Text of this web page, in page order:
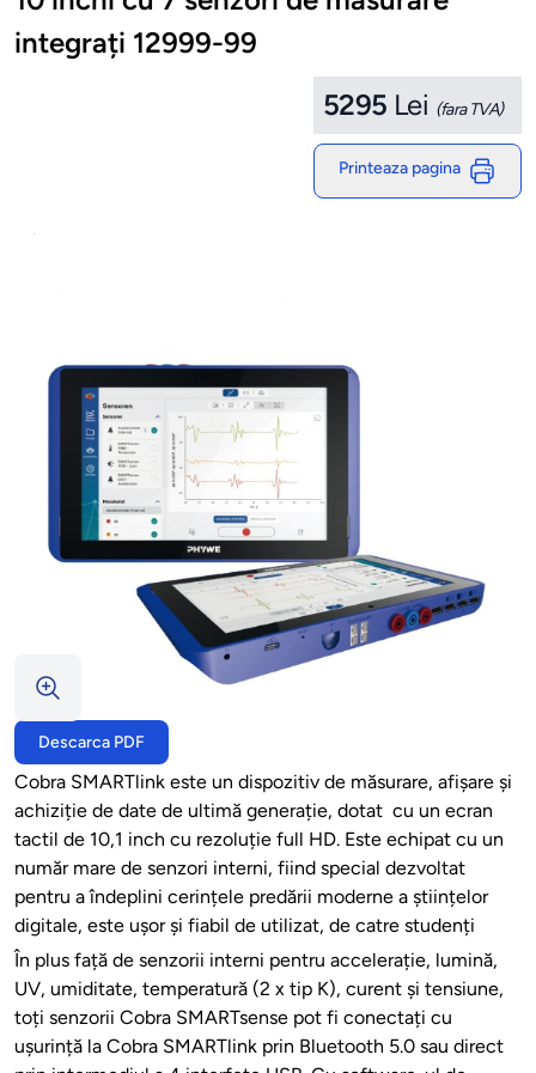
integrați 12999-99
5295 Lei (fara TVA)
Printeaza pagina
Descarca PDF
Cobra SMARTlink este un dispozitiv de măsurare, afișare și
achiziție de date de ultimă generație, dotat cu un ecran
tactil de 10,1 inch cu rezoluție full HD. Este echipat cu un
număr mare de senzori interni, fiind special dezvoltat
pentru a îndeplini cerințele predării moderne a științelor
digitale, este ușor și fiabil de utilizat, de catre studenți
În plus față de senzorii interni pentru accelerație, lumină,
UV, umiditate, temperatură (2 x tip K), curent și tensiune,
toți senzorii Cobra SMARTsense pot fi conectați cu
ușurință la Cobra SMARTlink prin Bluetooth 5.0 sau direct